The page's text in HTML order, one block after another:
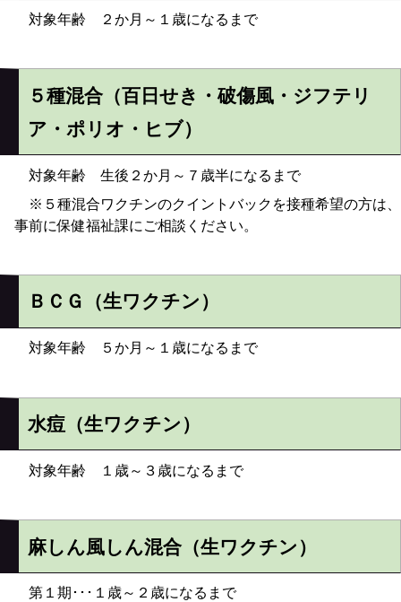
対象年齢 ２か月～１歳になるまで
５種混合（百日せき・破傷風・ジフテリ
ア・ポリオ・ヒブ）
対象年齢 生後２か月～７歳半になるまで
※５種混合ワクチンのクイントバックを接種希望の方は、
事前に保健福祉課にご相談ください。
ＢＣＧ（生ワクチン）
対象年齢 ５か月～１歳になるまで
水痘（生ワクチン）
対象年齢 １歳～３歳になるまで
麻しん風しん混合（生ワクチン）
第１期･･･１歳～２歳になるまで